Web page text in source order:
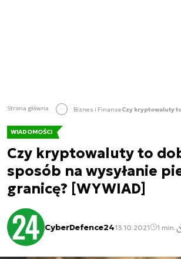
Strona główna Biznes i Finanse
WIADOMOŚCI
Czy kryptowaluty to
sposób na wysyłanie
granicę? [WYWIAD]
CyberDefence2413.10.2021 1 min.